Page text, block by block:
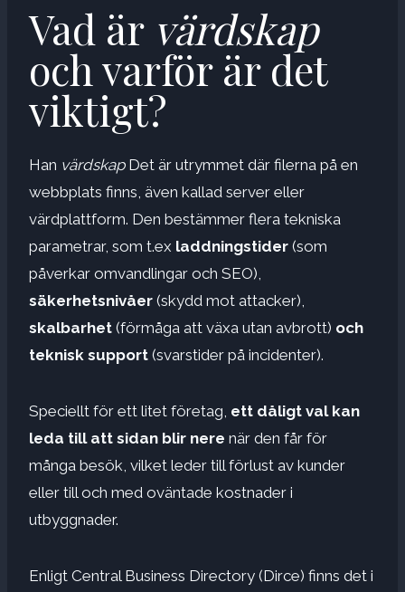
Vad är värdskap
och varför är det
viktigt?
Han värdskapDet är utrymmet där filerna på en
webbplats finns, även kallad server eller
värdplattform. Den bestämmer flera tekniska
parametrar, som t.ex laddningstider (som
påverkar omvandlingar och SEO),
säkerhetsnivåer (skydd mot attacker),
skalbarhet (förmåga att växa utan avbrott) och
teknisk support (svarstider på incidenter).
Speciellt för ett litet företag, ett dåligt val kan
leda till att sidan blir nere när den får för
många besök, vilket leder till förlust av kunder
eller till och med oväntade kostnader i
utbyggnader.
Enligt Central Business Directory (Dirce) finns det i